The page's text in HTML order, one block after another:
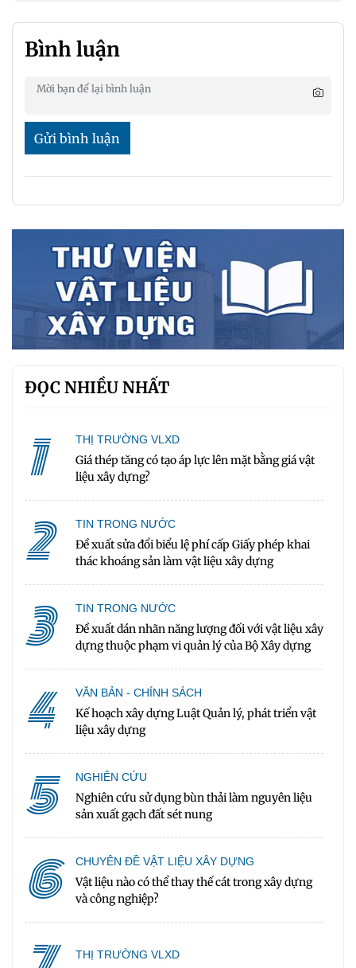
Bình luận
Gửi bình luận
ĐỌC NHIỀU NHẤT
1 THỊ TRƯỜNG VLXD
Giá thép tăng có tạo áp lực lên mặt bằng giá vật
liệu xây dựng?
2 TIN TRONG NƯỚC
Đề xuất sửa đổi biểu lệ phí cấp Giấy phép khai
thác khoáng sản làm vật liệu xây dựng
3 TIN TRONG NƯỚC
Đề xuất dán nhãn năng lượng đối với vật liệu xây
dựng thuộc phạm vi quản lý của Bộ Xây dựng
4 VĂN BẢN - CHÍNH SÁCH
Kế hoạch xây dựng Luật Quản lý, phát triển vật
liệu xây dựng
5 NGHIÊN CỨU
Nghiên cứu sử dụng bùn thải làm nguyên liệu
sản xuất gạch đất sét nung
6 CHUYÊN ĐỀ VẬT LIỆU XÂY DỰNG
Vật liệu nào có thể thay thế cát trong xây dựng
và công nghiệp?
THỊ TRƯỜNG VLXD